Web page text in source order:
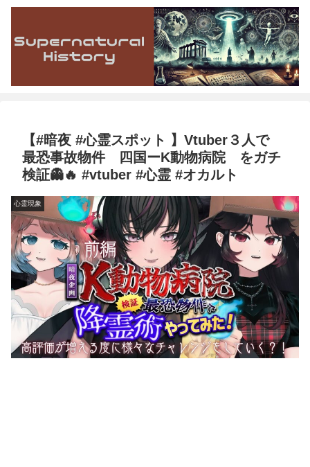
【#暗夜 #心霊スポット 】Vtuber３人で
最恐事故物件 四国ーK動物病院 をガチ
検証👻🔥 #vtuber #心霊 #オカルト
心霊現象